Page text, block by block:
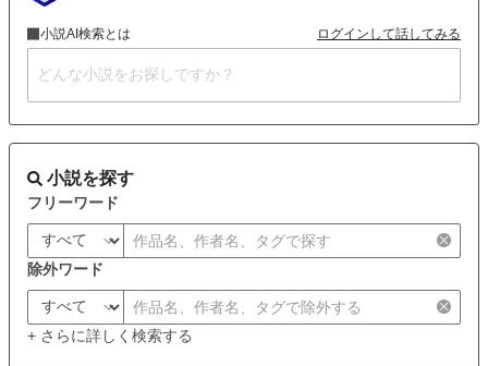
小説AI検索とは ログインして話してみる
小説を探す
フリーワード
除外ワード
+ さらに詳しく検索する